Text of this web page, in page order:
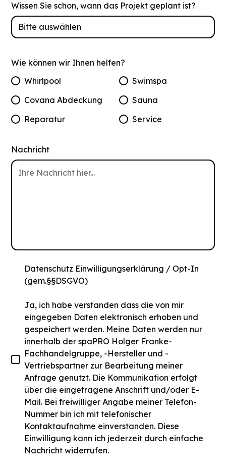
Wissen Sie schon, wann das Projekt geplant ist?
Wie können wir Ihnen helfen?
Whirlpool
Swimspa
Covana Abdeckung
Sauna
Reparatur
Service
Nachricht
Datenschutz Einwilligungserklärung / Opt-In
(gem.§§DSGVO)
Ja, ich habe verstanden dass die von mir
eingegeben Daten elektronisch erhoben und
gespeichert werden. Meine Daten werden nur
innerhalb der spaPRO Holger Franke-
Fachhandelgruppe, -Hersteller und -
Vertriebspartner zur Bearbeitung meiner
Anfrage genutzt. Die Kommunikation erfolgt
über die eingetragene Anschrift und/oder E-
Mail. Bei freiwilliger Angabe meiner Telefon-
Nummer bin ich mit telefonischer
Kontaktaufnahme einverstanden. Diese
Einwilligung kann ich jederzeit durch einfache
Nachricht widerrufen.